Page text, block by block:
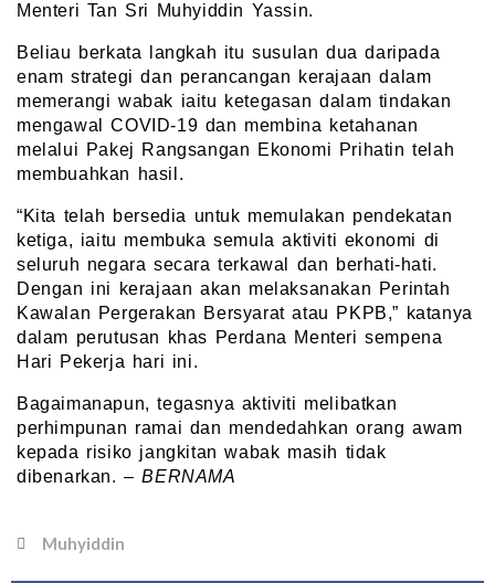
Menteri Tan Sri Muhyiddin Yassin.
Beliau berkata langkah itu susulan dua daripada
enam strategi dan perancangan kerajaan dalam
memerangi wabak iaitu ketegasan dalam tindakan
mengawal COVID-19 dan membina ketahanan
melalui Pakej Rangsangan Ekonomi Prihatin telah
membuahkan hasil.
“Kita telah bersedia untuk memulakan pendekatan
ketiga, iaitu membuka semula aktiviti ekonomi di
seluruh negara secara terkawal dan berhati-hati.
Dengan ini kerajaan akan melaksanakan Perintah
Kawalan Pergerakan Bersyarat atau PKPB,” katanya
dalam perutusan khas Perdana Menteri sempena
Hari Pekerja hari ini.
Bagaimanapun, tegasnya aktiviti melibatkan
perhimpunan ramai dan mendedahkan orang awam
kepada risiko jangkitan wabak masih tidak
dibenarkan. –BERNAMA
Muhyiddin